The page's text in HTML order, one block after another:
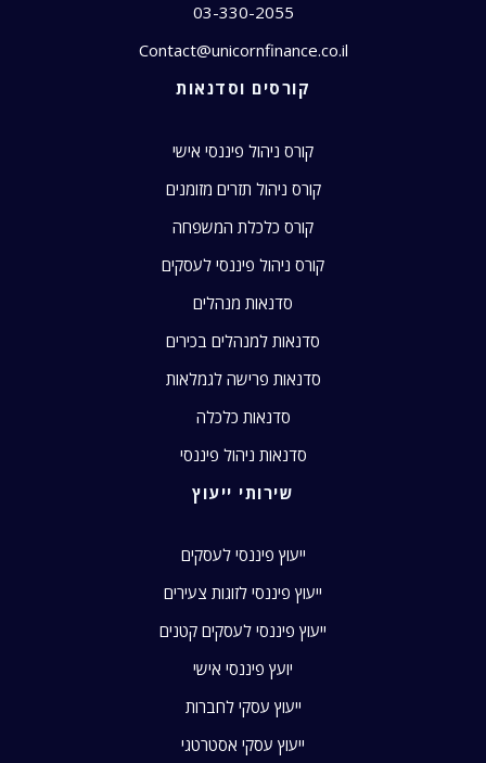
03-330-2055
Contact@unicornfinance.co.il
קורסים וסדנאות
קורס ניהול פיננסי אישי
קורס ניהול תזרים מזומנים
קורס כלכלת המשפחה
קורס ניהול פיננסי לעסקים
סדנאות מנהלים
סדנאות למנהלים בכירים
סדנאות פרישה לגמלאות
סדנאות כלכלה
סדנאות ניהול פיננסי
שירותי ייעוץ
ייעוץ פיננסי לעסקים
ייעוץ פיננסי לזוגות צעירים
ייעוץ פיננסי לעסקים קטנים
יועץ פיננסי אישי
ייעוץ עסקי לחברות
ייעוץ עסקי אסטרטגי